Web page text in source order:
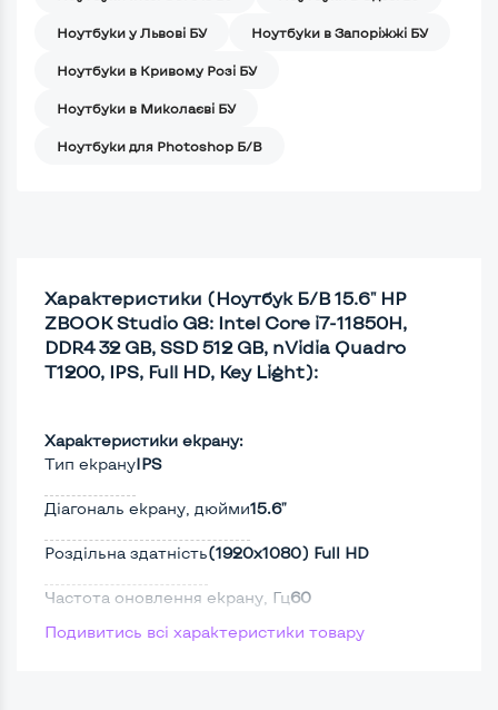
Ноутбуки у Львові БУ Ноутбуки в Запоріжжі БУ
Ноутбуки в Кривому Розі БУ
Ноутбуки в Миколаєві БУ
Ноутбуки для Photoshop Б/В
Характеристики (Ноутбук Б/В 15.6" HP
ZBOOK Studio G8: Intel Core i7-11850H,
DDR4 32 GB, SSD 512 GB, nVidia Quadro
T1200, IPS, Full HD, Key Light):
Характеристики екрану:
Тип екрануIPS
Діагональ екрану, дюйми15.6"
Роздільна здатність(1920х1080) Full HD
Частота оновлення екрану, Гц60
Full HDТак
Подивитись всі характеристики товару